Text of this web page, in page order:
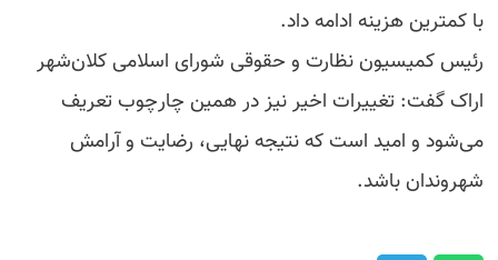
با کمترین هزینه ادامه داد.
رئیس کمیسیون نظارت و حقوقی شورای اسلامی کلان‌شهر
اراک گفت: تغییرات اخیر نیز در همین چارچوب تعریف
می‌شود و امید است که نتیجه نهایی، رضایت و آرامش
شهروندان باشد.